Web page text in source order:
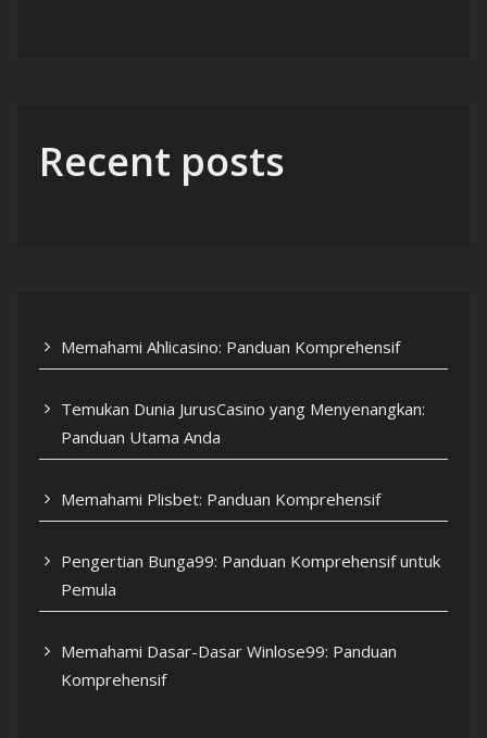
Recent posts
Memahami Ahlicasino: Panduan Komprehensif
Temukan Dunia JurusCasino yang Menyenangkan:
Panduan Utama Anda
Memahami Plisbet: Panduan Komprehensif
Pengertian Bunga99: Panduan Komprehensif untuk
Pemula
Memahami Dasar-Dasar Winlose99: Panduan
Komprehensif